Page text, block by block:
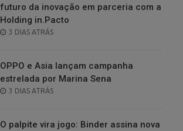
futuro da inovação em parceria com a
Holding in.Pacto
POSTED
3 DIAS ATRÁS
OPPO e Asia lançam campanha
estrelada por Marina Sena
POSTED
3 DIAS ATRÁS
O palpite vira jogo: Binder assina nova